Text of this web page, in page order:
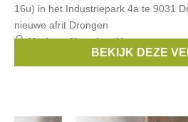
16u) in het Industriepark 4a te 9031
nieuwe afrit Drongen
Merken:Noppies,Un ventre
, ...BEKIJK DEZE